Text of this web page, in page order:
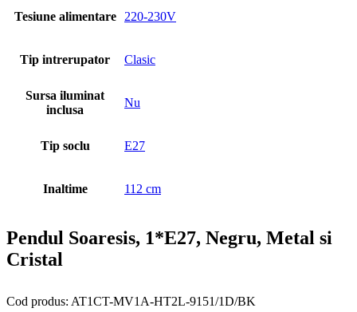
Tesiune alimentare 220-230V
Tip intrerupator Clasic
Sursa iluminat
inclusa
Nu
Tip soclu E27
Inaltime 112 cm
Pendul Soaresis, 1*E27, Negru, Metal si
Cristal
Cod produs: AT1CT-MV1A-HT2L-9151/1D/BK